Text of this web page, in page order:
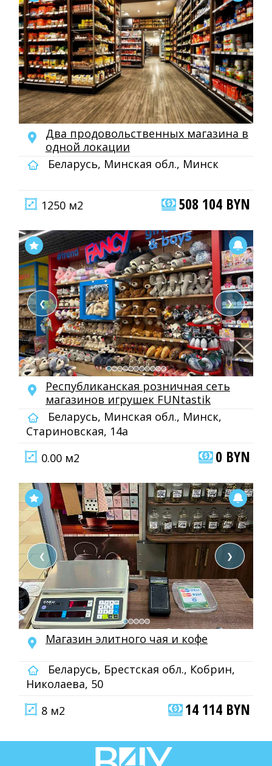
Два продовольственных магазина в
одной локации
Беларусь, Минская обл., Минск
1250 м2 508 104 BYN
❮ ❯
Республиканская розничная сеть
магазинов игрушек FUNtastik
Беларусь, Минская обл., Минск,
Стариновская, 14а
0.00 м2
0 BYN
❮ ❯
Магазин элитного чая и кофе
Беларусь, Брестская обл., Кобрин,
Николаева, 50
8 м2
14 114 BYN